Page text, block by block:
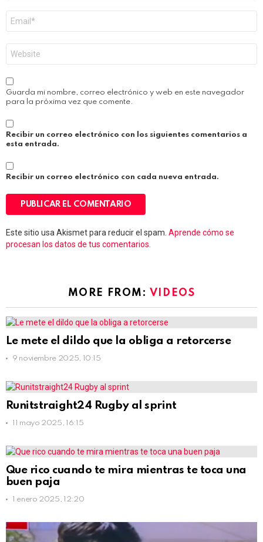
electrónico
*
Guarda mi nombre, correo electrónico y web en este navegador
para la próxima vez que comente.
Recibir un correo electrónico con los siguientes comentarios a
esta entrada.
Recibir un correo electrónico con cada nueva entrada.
Este sitio usa Akismet para reducir el spam. Aprende cómo se
procesan los datos de tus comentarios.
MORE FROM: VIDEOS
Le mete el dildo que la obliga a retorcerse
9 noviembre 2025, 10:15
Runitstraight24 Rugby al sprint
11 mayo 2025, 16:15
Que rico cuando te mira mientras te toca una
buen paja
1 enero 2025, 12:20